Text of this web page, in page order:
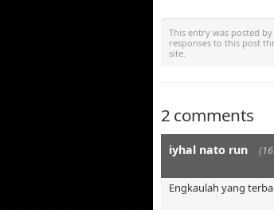
This entry was posted by
responses to this post
site.
2 comments
iyhal nato run (16
Engkaulah yang